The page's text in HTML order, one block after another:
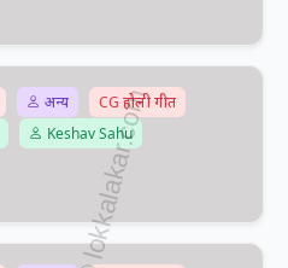
अन्य
CG होली गीत
Keshav Sahu